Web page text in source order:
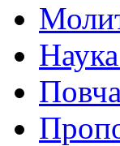
Наука